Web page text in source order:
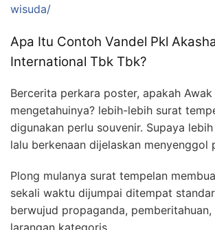
wisuda/
Apa Itu Contoh Vandel Pkl
International Tbk Tbk?
Bercerita perkara poster, apakah Awak
mengetahuinya? lebih-lebih surat
digunakan perlu souvenir. Supaya
lalu berkenaan dijelaskan menyenggol
Plong mulanya surat tempelan
sekali waktu dijumpai ditempat
berwujud propaganda, pemberitahuan,
larangan kategoris.